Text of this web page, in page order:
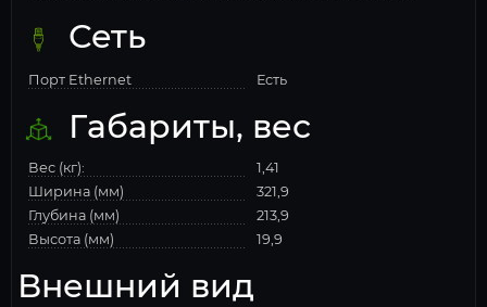
Сеть
Порт Ethernet Есть
Габариты, вес
Вес (кг):
1,41
Ширина (мм)
321,9
Глубина (мм)
213,9
Высота (мм)
19,9
Внешний вид